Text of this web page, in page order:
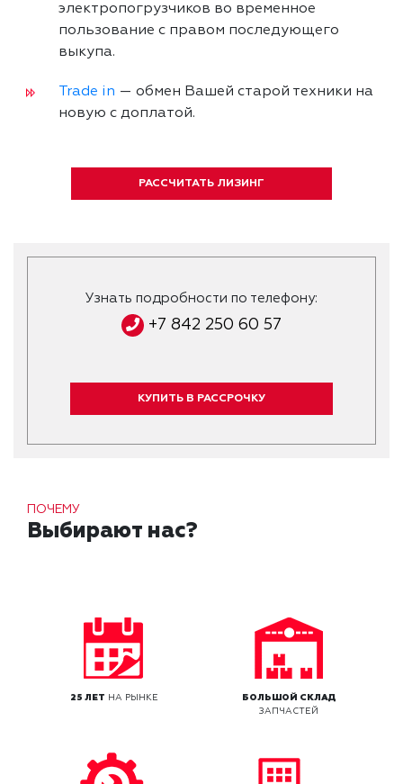
электропогрузчиков во временное
пользование с правом последующего
выкупа.
Trade in — обмен Вашей старой техники на
новую с доплатой.
РАССЧИТАТЬ ЛИЗИНГ
Узнать подробности по телефону:
+7 842 250 60 57
КУПИТЬ В РАССРОЧКУ
ПОЧЕМУ
Выбирают нас?
25 ЛЕТ НА РЫНКЕ
БОЛЬШОЙ СКЛАД
ЗАПЧАСТЕЙ